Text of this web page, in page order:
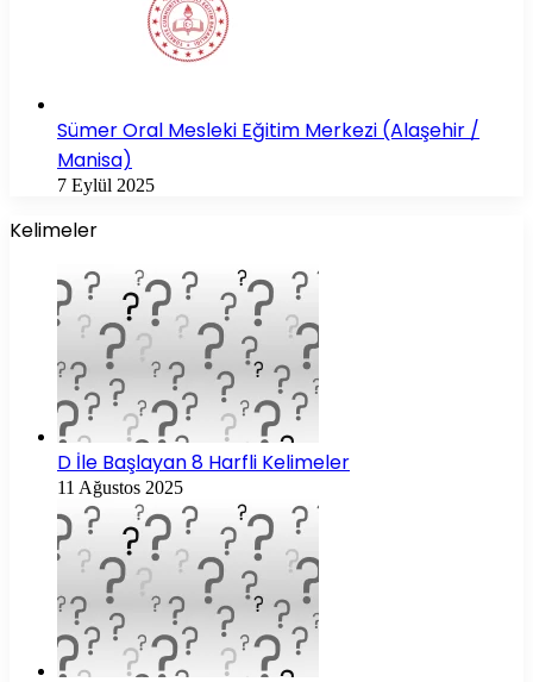
Sümer Oral Mesleki Eğitim Merkezi (Alaşehir /
Manisa)
7 Eylül 2025
Kelimeler
D İle Başlayan 8 Harfli Kelimeler
11 Ağustos 2025